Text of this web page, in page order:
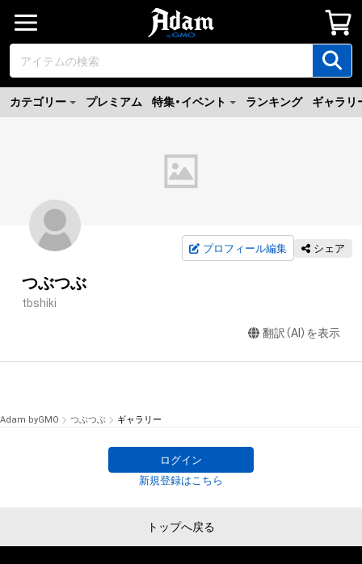
カテゴリー プレミアム 特集・イベント ランキング ギャラリ
プロフィール編集 シェア
つぶつぶ
tbshiki
翻訳（AI）を表示
Adam byGMO つぶつぶ ギャラリー
ログイン
新規登録はこちら
トップへ戻る